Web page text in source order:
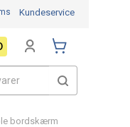
bordskærm
Kundeservice